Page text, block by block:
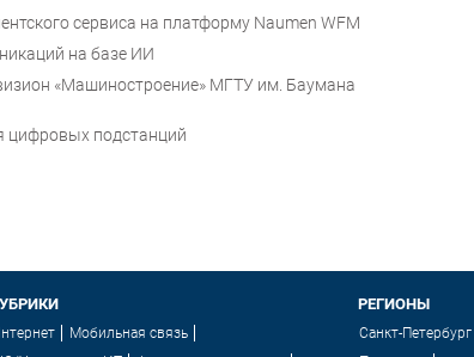
сервиса на платформу Naumen WFM
на базе ИИ
«Машиностроение» МГТУ им. Баумана
цифровых подстанций
Мобильная связь
РЕГИОНЫ
Санкт-Петербург